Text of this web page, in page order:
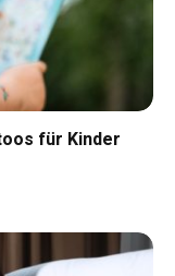
für Kinder